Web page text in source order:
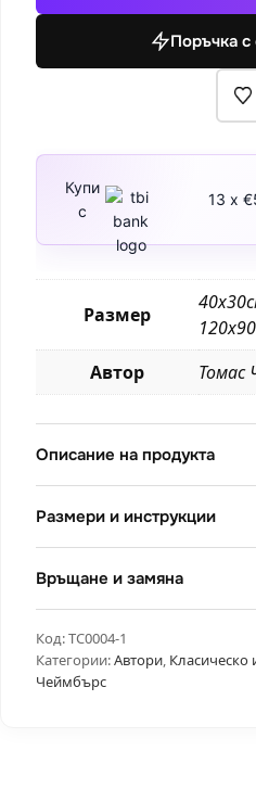
и
Поръчка
Купи
с
13 x
Размер
Автор
Томас
Описание на продукта
Размери и инструкции
Връщане и замяна
Код:TC0004-1
Категории:Автори, Класическо
Чеймбърс